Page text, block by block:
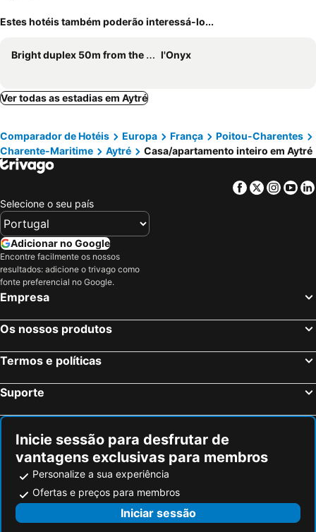
Estes hotéis também poderão interessá-lo...
Bright duplex 50m from the port of La Rochelle l'Onyx
Ver todas as estadias em Aytré
Comparador de Hotéis Europa França
Poitou-Charentes
Charente-Maritime
Aytré Casa/apartamento inteiro em Aytré
Facebook
Twitter
Selecione o seu país
Adicionar no Google
Encontre facilmente os nossos
resultados: adicione o trivago como
fonte preferencial no Google.
Empresa
Os nossos produtos
Termos e políticas
Suporte
Inicie sessão para desfrutar de
vantagens exclusivas para membros
Personalize a sua experiência
Ofertas e preços para membros
Iniciar sessão